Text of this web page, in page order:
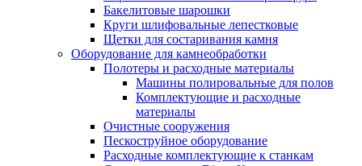
Бакелитовые шарошки
Круги шлифовальные лепестковые
Щетки для состаривания камня
Оборудование для камнеобработки
Полотеры и расходные материалы
Машины полировальные для полов
Комплектующие и расходные
материалы
Очистные сооружения
Пескоструйное оборудование
Расходные комплектующие к станкам